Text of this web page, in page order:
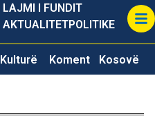
LAJMI I FUNDIT
AKTUALITETPOLITIKE
Kulturë Koment Kosovë